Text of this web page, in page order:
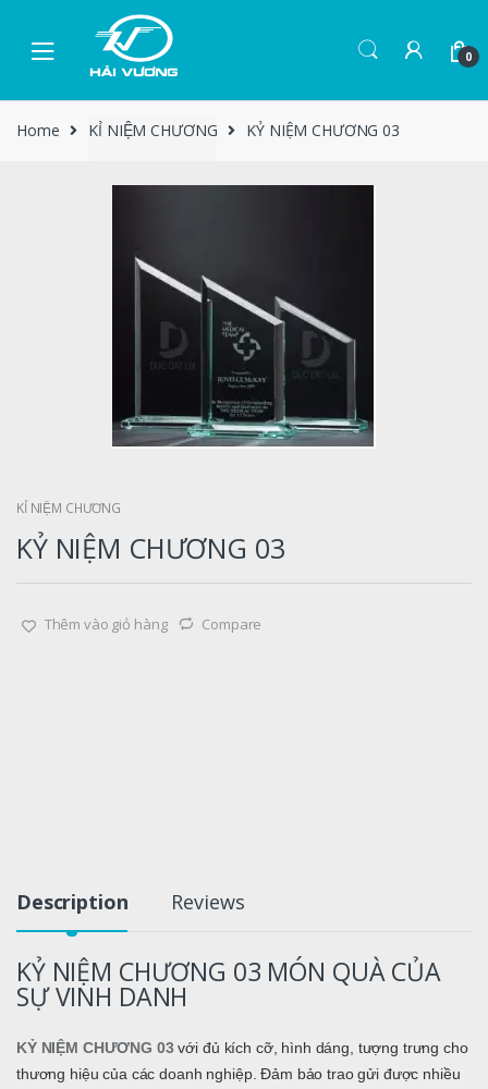
0
Home KỈ NIỆM CHƯƠNG KỶ NIỆM CHƯƠNG 03
KỈ NIỆM CHƯƠNG
KỶ NIỆM CHƯƠNG 03
Thêm vào giỏ hàng Compare
Description Reviews
KỶ NIỆM CHƯƠNG 03 MÓN QUÀ CỦA
SỰ VINH DANH
KỶ NIỆM CHƯƠNG 03với đủ kích cỡ, hình dáng, tượng trưng cho
thương hiệu của các doanh nghiệp. Đảm bảo trao gửi được nhiều